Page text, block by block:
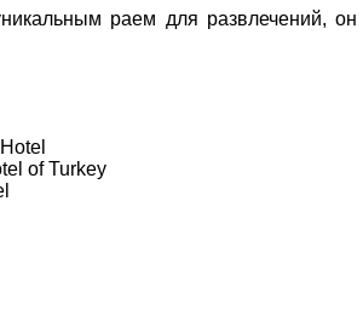
раем для развлечений,
of Turkey